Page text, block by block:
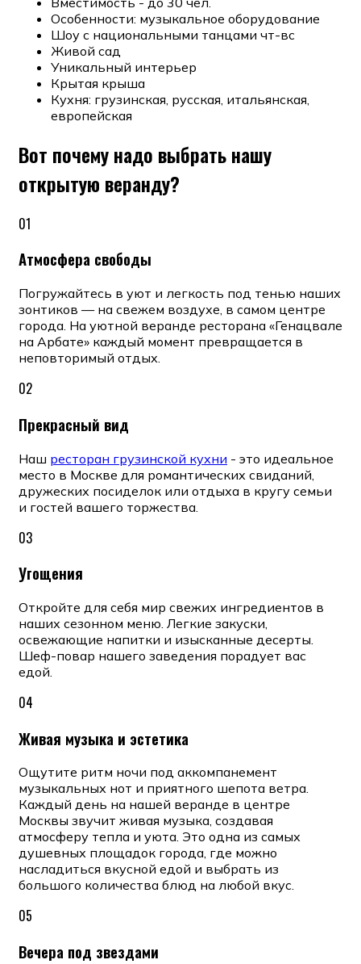
Особенности: музыкальное оборудование
Шоу с национальными танцами чт-вс
Живой сад
Уникальный интерьер
Крытая крыша
Кухня: грузинская, русская, итальянская,
европейская
Вот почему надо выбрать нашу
открытую веранду?
01
Атмосфера свободы
Погружайтесь в уют и легкость под тенью наших
зонтиков — на свежем воздухе, в самом центре
города. На уютной веранде ресторана «Генацвале
на Арбате» каждый момент превращается в
неповторимый отдых.
02
Прекрасный вид
Наш ресторан грузинской кухни - это идеальное
место в Москве для романтических свиданий,
дружеских посиделок или отдыха в кругу семьи
и гостей вашего торжества.
03
Угощения
Откройте для себя мир свежих ингредиентов в
наших сезонном меню. Легкие закуски,
освежающие напитки и изысканные десерты.
Шеф-повар нашего заведения порадует вас
едой.
04
Живая музыка и эстетика
Ощутите ритм ночи под аккомпанемент
музыкальных нот и приятного шепота ветра.
Каждый день на нашей веранде в центре
Москвы звучит живая музыка, создавая
атмосферу тепла и уюта. Это одна из самых
душевных площадок города, где можно
насладиться вкусной едой и выбрать из
большого количества блюд на любой вкус.
05
Вечера под звездами